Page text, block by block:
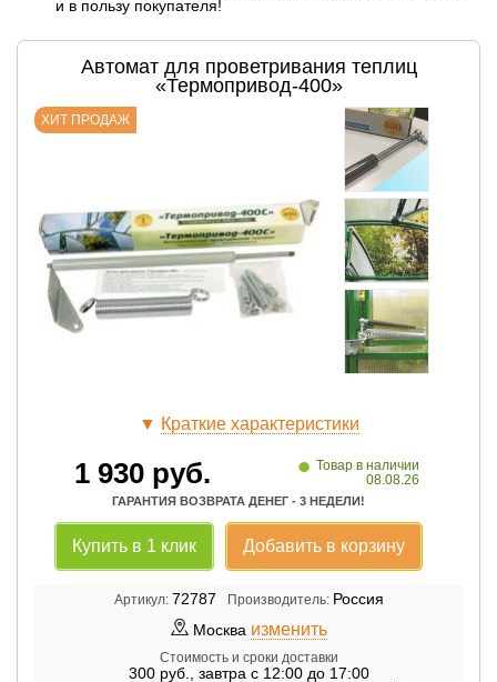
и в пользу покупателя!
Автомат для проветривания теплиц
«Термопривод-400»
ХИТ ПРОДАЖ
▼ Краткие характеристики
1 930 руб. • Товар в наличии
08.08.26
ГАРАНТИЯ ВОЗВРАТА ДЕНЕГ - 3 НЕДЕЛИ!
Купить в 1 клик Добавить в корзину
Артикул: 72787 Производитель: Россия
Москва изменить
Стоимость и сроки доставки
300руб., завтра с 12:00 до 17:00